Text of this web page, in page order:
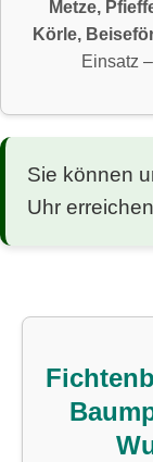
Metze,
Körle,
Einsatz
Sie können
Uhr